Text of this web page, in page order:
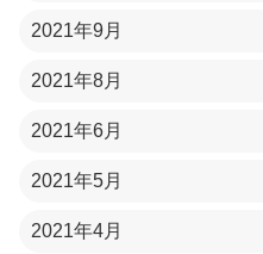
2021年9月
2021年8月
2021年6月
2021年5月
2021年4月